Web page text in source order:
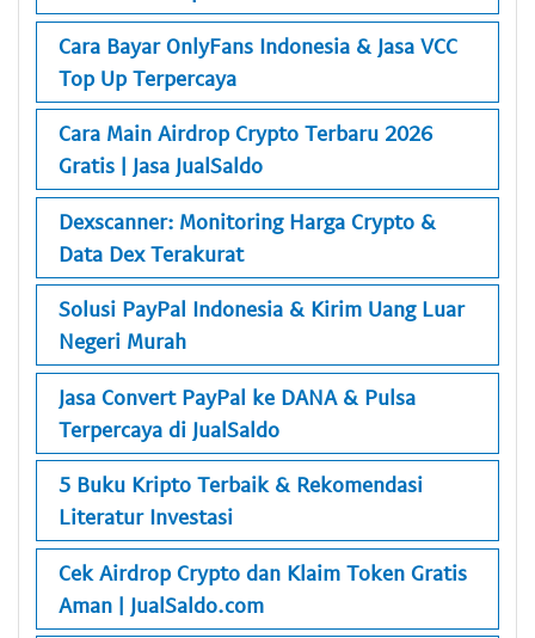
Cara Bayar OnlyFans Indonesia & Jasa VCC
Top Up Terpercaya
Cara Main Airdrop Crypto Terbaru 2026
Gratis | Jasa JualSaldo
Dexscanner: Monitoring Harga Crypto &
Data Dex Terakurat
Solusi PayPal Indonesia & Kirim Uang Luar
Negeri Murah
Jasa Convert PayPal ke DANA & Pulsa
Terpercaya di JualSaldo
5 Buku Kripto Terbaik & Rekomendasi
Literatur Investasi
Cek Airdrop Crypto dan Klaim Token Gratis
Aman | JualSaldo.com